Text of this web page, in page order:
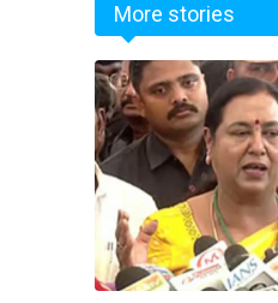
More stories